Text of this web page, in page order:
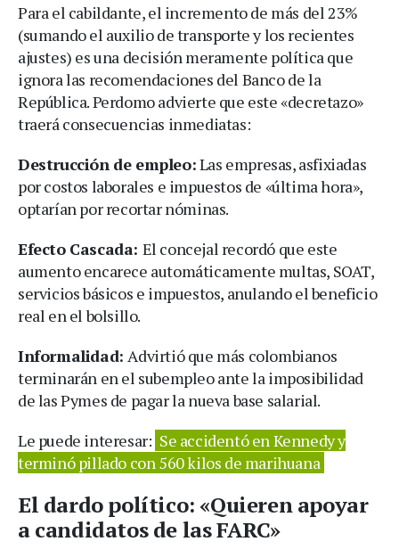
Para el cabildante, el incremento de más del 23%
(sumando el auxilio de transporte y los recientes
ajustes) es una decisión meramente política que
ignora las recomendaciones del Banco de la
República. Perdomo advierte que este «decretazo»
traerá consecuencias inmediatas:
Destrucción de empleo:Las empresas, asfixiadas
por costos laborales e impuestos de «última hora»,
optarían por recortar nóminas.
Efecto Cascada: El concejal recordó que este
aumento encarece automáticamente multas, SOAT,
servicios básicos e impuestos, anulando el beneficio
real en el bolsillo.
Informalidad:Advirtió que más colombianos
terminarán en el subempleo ante la imposibilidad
de las Pymes de pagar la nueva base salarial.
Le puede interesar: Se accidentó en Kennedy y
terminó pillado con 560 kilos de marihuana
El dardo político: «Quieren apoyar
a candidatos de las FARC»